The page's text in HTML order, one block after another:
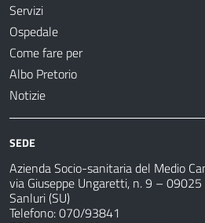
Servizi
Ospedale
Come fare per
Albo Pretorio
Notizie
SEDE
Azienda Socio-sanitaria del Medio
via Giuseppe Ungaretti, n. 9 – 09025
Sanluri (SU)
Telefono: 070/93841